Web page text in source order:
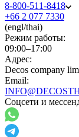
8-800-511-8418
+66 2 077 7330
(engl/thai)
Режим работы:
09:00–17:00
Адрес:
Decos company
Email:
Соцсети и